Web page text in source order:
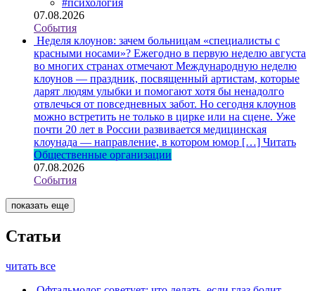
07.08.2026
События
Неделя клоунов: зачем больницам «специалисты с
красными носами»? Ежегодно в первую неделю августа
во многих странах отмечают Международную неделю
клоунов — праздник, посвященный артистам, которые
дарят людям улыбки и помогают хотя бы ненадолго
отвлечься от повседневных забот. Но сегодня клоунов
можно встретить не только в цирке или на сцене. Уже
почти 20 лет в России развивается медицинская
клоунада — направление, в котором юмор […] Читать
Общественные организации
07.08.2026
События
показать еще
Статьи
читать все